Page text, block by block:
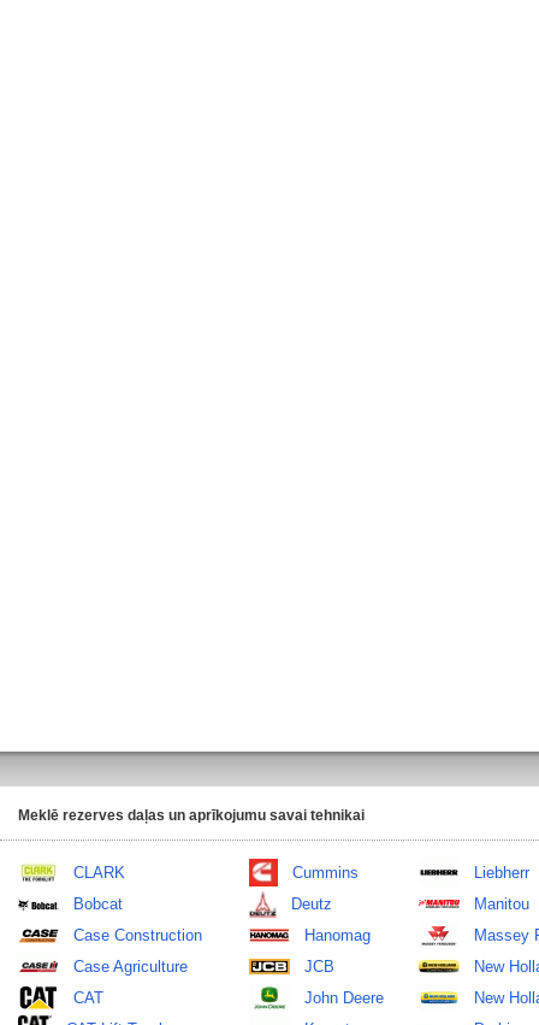
Meklē rezerves daļas un aprīkojumu savai tehnikai
CLARK
Bobcat
Case Construction
Case Agriculture
CAT
Cummins
Deutz
Hanomag
JCB
John Deere
Liebherr
Manitou
Massey
New
New